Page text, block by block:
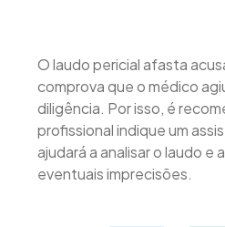
O laudo pericial afasta
comprova que o médico
diligência. Por isso, é
profissional indique um
ajudará a analisar o laudo e
eventuais imprecisões.